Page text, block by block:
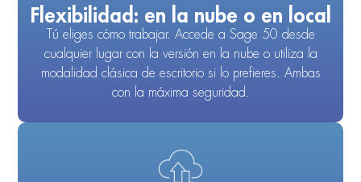
Flexibilidad: en la nube o en local
Tú eliges cómo trabajar. Accede a Sage 50 desde
cualquier lugar con la versión en la nube o utiliza la
modalidad clásica de escritorio si lo prefieres. Ambas
con la máxima seguridad.